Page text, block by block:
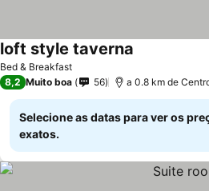
Bed & Breakfast
loft style taverna
8,2 Muito boa 56 a 0.8 km de
Selecione as datas para ver os
exatos.